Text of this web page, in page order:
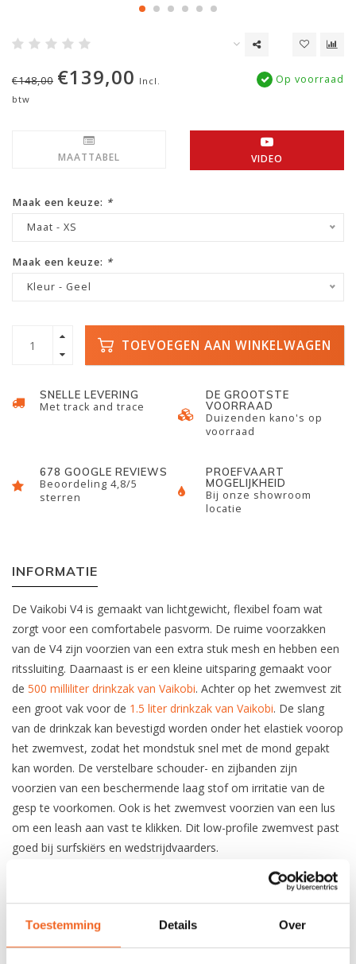
Toestemming Details Over
€148,00 €139,00 Incl.
btw
Op voorraad
MAATTABEL VIDEO
Maak een keuze: *
Maat - XS
Maak een keuze: *
Kleur - Geel
TOEVOEGEN AAN WINKELWAGEN
SNELLE LEVERING
Met track and trace
DE GROOTSTE
VOORRAAD
Duizenden kano's op
voorraad
678 GOOGLE REVIEWS
Beoordeling 4,8/5
sterren
PROEFVAART
MOGELIJKHEID
Bij onze showroom
locatie
INFORMATIE
De Vaikobi V4 is gemaakt van lichtgewicht, flexibel foam wat
zorgt voor een comfortabele pasvorm. De ruime voorzakken
van de V4 zijn voorzien van een extra stuk mesh en hebben een
ritssluiting. Daarnaast is er een kleine uitsparing gemaakt voor
de 500 milliliter drinkzak van Vaikobi. Achter op het zwemvest zit
een groot vak voor de 1.5 liter drinkzak van Vaikobi. De slang
van de drinkzak kan bevestigd worden onder het elastiek voorop
het zwemvest, zodat het mondstuk snel met de mond gepakt
kan worden. De verstelbare schouder- en zijbanden zijn
voorzien van een beschermende laag stof om irritatie van de
gesp te voorkomen. Ook is het zwemvest voorzien van een lus
om een leash aan vast te klikken. Dit low-profile zwemvest past
goed bij surfskiërs en wedstrijdvaarders.
SPECIFICATIES
Materiaal Nylon